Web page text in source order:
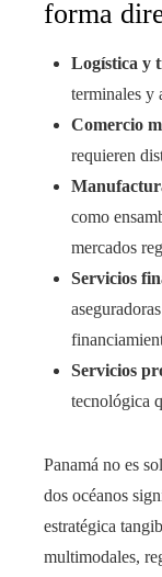
forma
Logística y
terminales y
Comercio
requieren
como
mercados
Servicios
Servicios
tecnológica
Panamá no es
dos océanos
estratégica
multimodales,